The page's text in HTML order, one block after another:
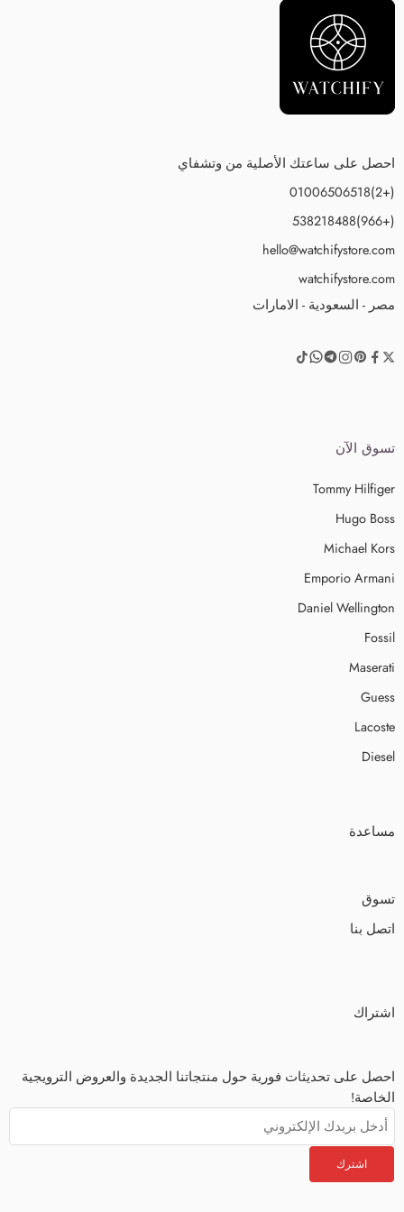
احصل على ساعتك الأصلية من وتشفاي
(+2)01006506518
(+966)538218488
hello@watchifystore.com
watchifystore.com
مصر - السعودية - الامارات
تسوق الآن
Tommy Hilfiger
Hugo Boss
Michael Kors
Emporio Armani
Daniel Wellington
Fossil
Maserati
Guess
Lacoste
Diesel
مساعدة
تسوق
اتصل بنا
اشتراك
احصل على تحديثات فورية حول منتجاتنا الجديدة والعروض الترويجية
الخاصة!